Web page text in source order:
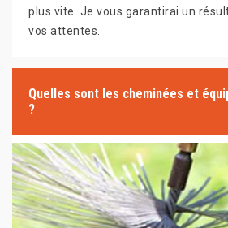
plus vite. Je vous garantirai un
vos attentes.
Quelles sont les cheminées et
?